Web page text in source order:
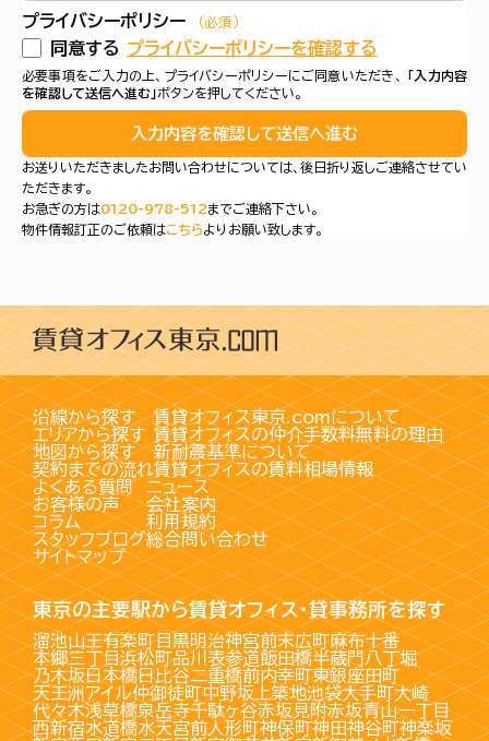
プライバシーポリシー （必須）
同意する プライバシーポリシーを確認する
必要事項をご入力の上、プライバシーポリシーにご同意いただき、
「入力内容
を確認して送信へ進む」ボタンを押してください。
入力内容を確認して送信へ進む
お送りいただきましたお問い合わせについては、後日折り返しご連絡させてい
ただきます。
お急ぎの方は0120-978-512までご連絡下さい。
物件情報訂正のご依頼はこちらよりお願い致します。
沿線から探す
エリアから探す
地図から探す
契約までの流れ
賃貸オフィス東京.comについて
賃貸オフィスの仲介手数料無料の理由
新耐震基準について
賃貸オフィスの賃料相場情報
よくある質問
お客様の声
コラム
スタッフブログ
サイトマップ
ニュース
会社案内
利用規約
総合問い合わせ
東京の主要駅から賃貸オフィス・貸事務所を探す
溜池山王有楽町目黒明治神宮前末広町麻布十番
本郷三丁目浜松町品川 表参道飯田橋半蔵門八丁堀
乃木坂日本橋日比谷二重橋前内幸町東銀座田町
天王洲アイル仲御徒町中野坂上築地池袋大手町大崎
代々木浅草橋泉岳寺千駄ヶ谷赤坂見附赤坂青山一丁目
西新宿水道橋水天宮前人形町神保町神田神谷町神楽坂